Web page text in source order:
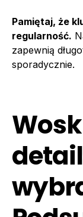
Pamiętaj, że
regularność.
zapewnią
sporadycznie.